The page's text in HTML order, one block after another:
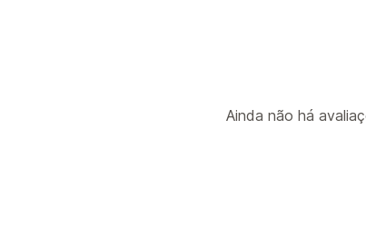
Ainda não há